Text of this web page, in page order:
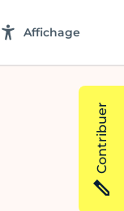
Affichage
Contribuer